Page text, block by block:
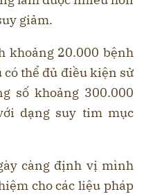
giảm.
khoảng 20.000 bệnh
thể đủ điều kiện sử
số khoảng 300.000
dạng suy tim mục
càng định vị mình
cho các liệu pháp